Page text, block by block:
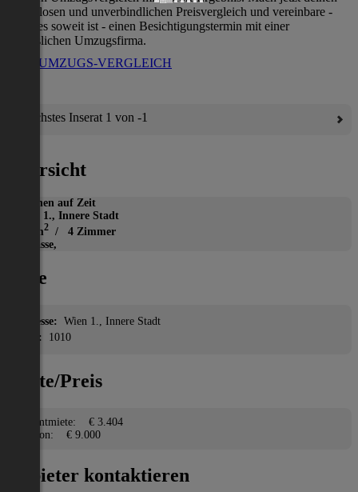
kostenlosen und unverbindlichen Preisvergleich und vereinbare -
wenn es soweit ist - einen Besichtigungstermin mit einer
verlässlichen Umzugsfirma.
ZUM UMZUGS-VERGLEICH
Nächstes Inserat 1 von -1
Übersicht
Wohnen auf Zeit
Wien 1., Innere Stadt
121 m2 / 4 Zimmer
Terrasse,
Lage
Adresse: Wien 1., Innere Stadt
PLZ:
1010
Miete/Preis
Gesamtmiete:
€ 3.404
Kaution:
€ 9.000
Anbieter kontaktieren